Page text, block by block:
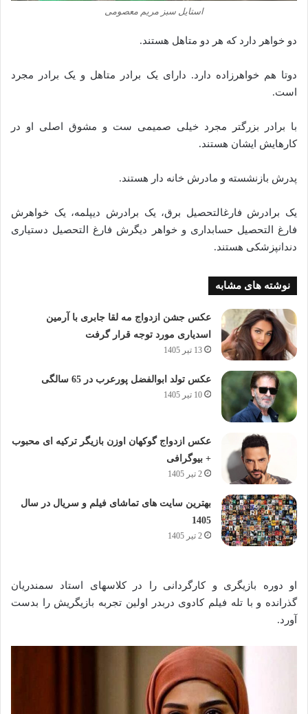
استایل سبز مریم معصومی
دو خواهر دارد که هر دو متاهل هستند.
دوتا هم خواهرزاده دارد. دارای یک برادر متاهل و یک برادر مجرد
است.
با برادر بزرگتر مجرد خیلی صمیمی ست و مشوق اصلی او در
کارهایش ایشان هستند.
پدرش بازنشسته و مادرش خانه دار هستند.
یک برادرش فارغالتحصیل برق، یک برادرش دیپلمه، یک خواهرش
فارغ التحصیل حسابداری و خواهر دیگرش فارغ التحصیل دستیاری
دندانپزشکی هستند.
نوشته های مشابه
عکس جشن ازدواج مه لقا جابری با آرمین
اسدیاری مورد توجه قرار گرفت
13 تیر 1405
عکس تولد ابوالفضل پورعرب در 65 سالگی
10 تیر 1405
عکس ازدواج گوکهان اوزن بازیگر ترکیه ای محبوب
+ بیوگرافی
2 تیر 1405
بهترین سایت های تماشای فیلم و سریال در سال
1405
2 تیر 1405
او دوره بازیگری و کارگردانی را در کلاسهای استاد سمندریان
گذرانده و با تله فیلم کادوی دربدر اولین تجربه بازیگریش را بدست
آورد.